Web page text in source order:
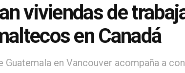
viviendas de
en Canadá
Guatemala en Vancouver acompaña a